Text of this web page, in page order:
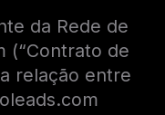
da Rede de
(“Contrato de
relação entre